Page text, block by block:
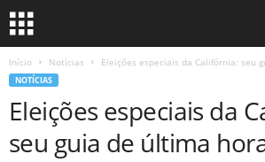
Início Notícias Eleições especiais da Califórnia: seu
NOTÍCIAS
Eleições especiais da
seu guia de última